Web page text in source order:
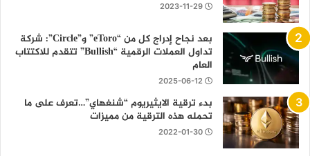
2023-11-29
بعد نجاح إدراج كل من “eToro” و”Circle”: شركة
تداول العملات الرقمية “Bullish” تتقدم للاكتتاب
العام
2025-06-12
بدء ترقية الايثيريوم “شنغهاي”…تعرف على ما
تحمله هذه الترقية من مميزات
2022-01-30